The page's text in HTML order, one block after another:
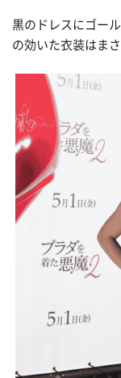
黒のドレスにゴー
の効いた衣装はま